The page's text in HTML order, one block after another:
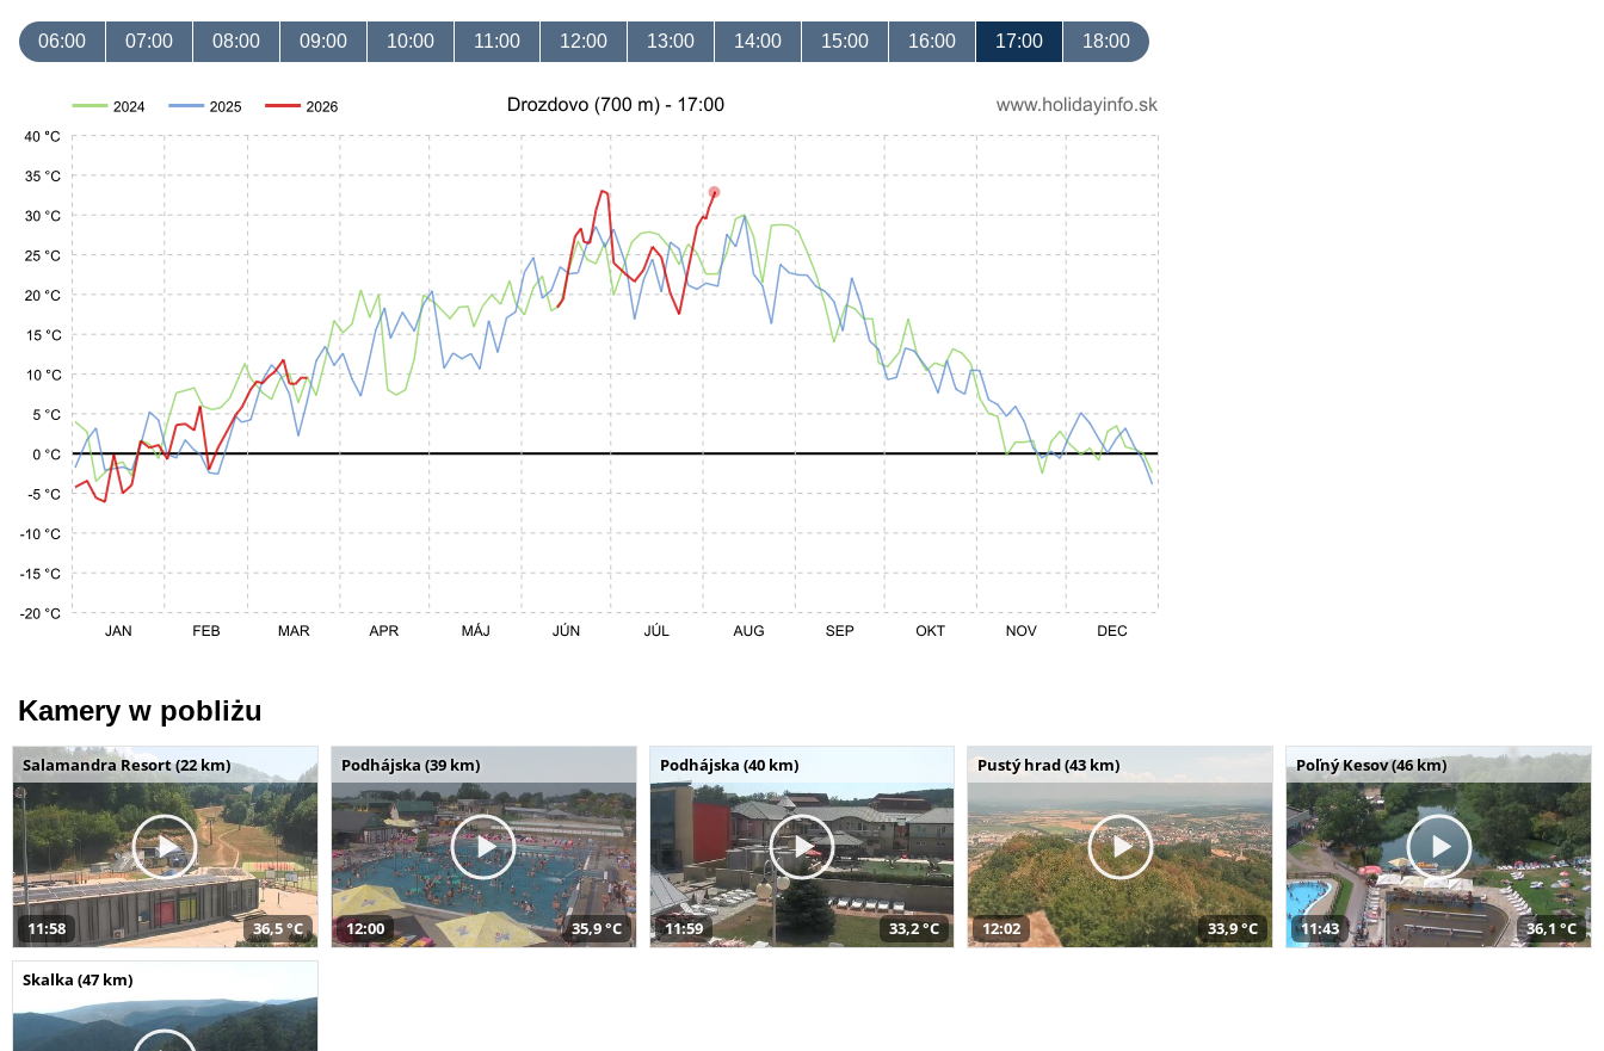
06:00 07:00 08:00 09:00 10:00 11:00 12:00 13:00 14:00 15:00 16:00 17:00 18:00
Kamery w pobliżu
Salamandra Resort (22 km)
11:58 36,5 °C
Podhájska (39 km)
12:00 35,9 °C
Podhájska (40 km)
11:59 33,2 °C
Pustý hrad (43 km)
12:02 33,9 °C
Poľný Kesov (46 km)
11:43 36,1 °C
Skalka (47 km)